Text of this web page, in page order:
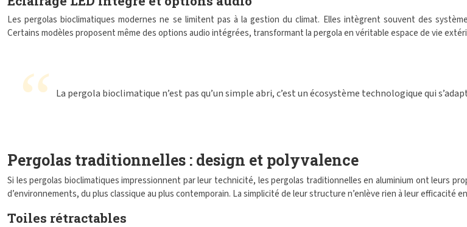
Les pergolas bioclimatiques modernes ne se limitent pas à la gestion du climat. Elles intègrent souvent des
Certains modèles proposent même des options audio intégrées, transformant la pergola en véritable espace de vie
La pergola bioclimatique n’est pas qu’un simple abri, c’est un écosystème technologique qui
Pergolas traditionnelles : design et polyvalence
Si les pergolas bioclimatiques impressionnent par leur technicité, les pergolas traditionnelles en aluminium ont leurs
d’environnements, du plus classique au plus contemporain. La simplicité de leur structure n’enlève rien à leur
Toiles rétractables